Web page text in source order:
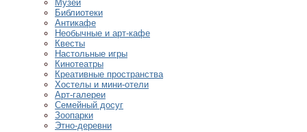
Музеи
Библиотеки
Антикафе
Необычные и арт-кафе
Квесты
Настольные игры
Кинотеатры
Креативные пространства
Хостелы и мини-отели
Арт-галереи
Семейный досуг
Зоопарки
Этно-деревни